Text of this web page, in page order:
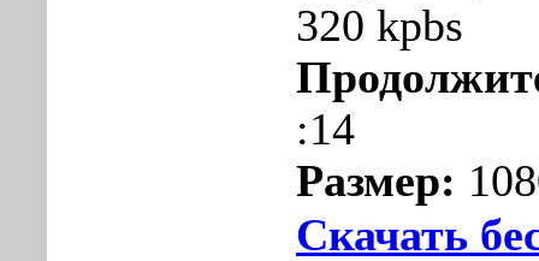
320 kpbs
:14
Размер:
Скачать